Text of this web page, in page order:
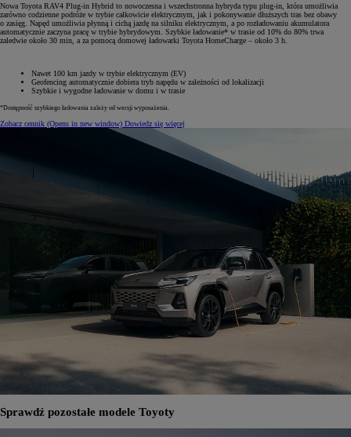
Nowa Toyota RAV4 Plug-in Hybrid to nowoczesna i wszechstronna hybryda typu plug-in, która umożliwia
zarówno codzienne podróże w trybie całkowicie elektrycznym, jak i pokonywanie dłuższych tras bez obawy
o zasięg. Napęd umożliwia płynną i cichą jazdę na silniku elektrycznym, a po rozładowaniu akumulatora
automatycznie zaczyna pracę w trybie hybrydowym. Szybkie ładowanie* w trasie od 10% do 80% trwa
zaledwie około 30 min, a za pomocą domowej ładowarki Toyota HomeCharge – około 3 h.
Nawet 100 km jazdy w trybie elektrycznym (EV)
Geofencing automatycznie dobiera tryb napędu w zależności od lokalizacji
Szybkie i wygodne ładowanie w domu i w trasie
*Dostępność szybkiego ładowania zależy od wersji wyposażenia.
Zobacz cennik (Opens in new window) Dowiedz się więcej
Sprawdź pozostałe modele Toyoty